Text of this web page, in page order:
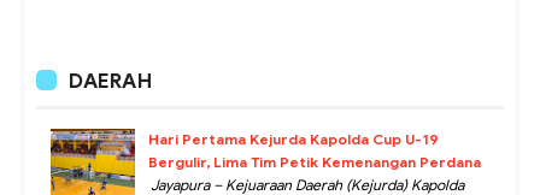
DAERAH
Hari Pertama Kejurda Kapolda Cup U-19
Bergulir, Lima Tim Petik Kemenangan Perdana
Jayapura – Kejuaraan Daerah (Kejurda) Kapolda